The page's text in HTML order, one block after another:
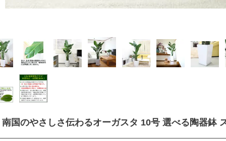
国のやさしさ伝わるオーガスタ 10号 選べる陶器鉢